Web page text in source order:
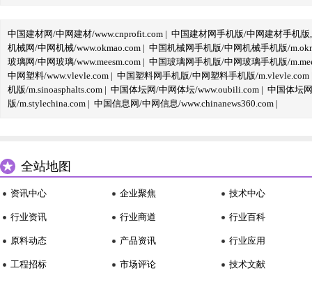
中国建材网/中网建材/www.cnprofit.com | 中国建材网手机版/中网建材手机版
机械网/中网机械/www.okmao.com | 中国机械网手机版/中网机械手机版/
玻璃网/中网玻璃/www.meesm.com | 中国玻璃网手机版/中网玻璃手机版/
中网塑料/www.vlevle.com | 中国塑料网手机版/中网塑料手机版/m.vlevle.com
机版/m.sinoasphalts.com | 中国体坛网/中网体坛/www.oubili.com | 中国体坛
版/m.stylechina.com | 中国信息网/中网信息/www.chinanews360.com |
全站地图
资讯中心
行业资讯
原料动态
工程招标
企业聚焦
行业商道
产品资讯
市场评论
技术中心
行业百科
行业应用
技术文献